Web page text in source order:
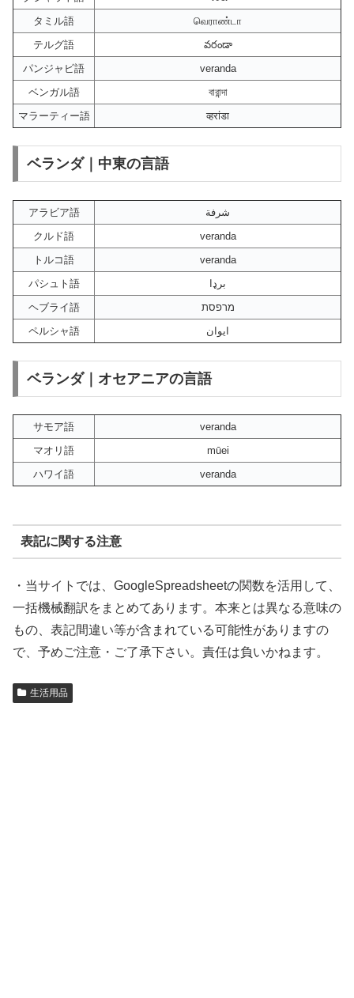
タミル語
வெராண்டா
テルグ語
వరండా
パンジャビ語
veranda
ベンガル語
বারান্দা
マラーティー語
व्हरांडा
ベランダ｜中東の言語
アラビア語
شرفة
クルド語
veranda
トルコ語
veranda
パシュト語
برډا
ヘブライ語
מרפסת
ペルシャ語
ایوان
ベランダ｜オセアニアの言語
サモア語
veranda
マオリ語
mūei
ハワイ語
veranda
表記に関する注意
・当サイトでは、GoogleSpreadsheetの関数を活用して、
一括機械翻訳をまとめてあります。本来とは異なる意味の
もの、表記間違い等が含まれている可能性がありますの
で、予めご注意・ご了承下さい。責任は負いかねます。
生活用品